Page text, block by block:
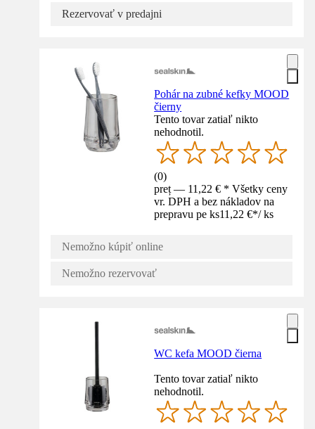
Rezervovať v predajni
Pohár na zubné kefky MOOD
čierny
Tento tovar zatiaľ nikto
nehodnotil.
(0)
preț — 11,22 € * Všetky ceny
vr. DPH a bez nákladov na
prepravu pe ks11,22 €*/ ks
Nemožno kúpiť online
Nemožno rezervovať
WC kefa MOOD čierna
Tento tovar zatiaľ nikto
nehodnotil.